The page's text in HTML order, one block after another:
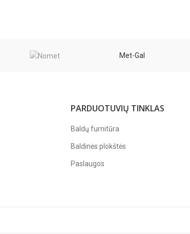
Met-Gal
PARDUOTUVIŲ TINKLAS
Baldų furnitūra
Baldinės plokštės
Paslaugos